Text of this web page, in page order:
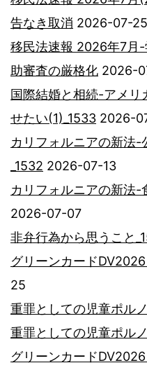
告なき取消 2026-07-25
移民法速報 2026年7月
助審査の厳格化 2026-
国際結婚と相続-アメリ
せたい(1)_1533 2026-
カリフォルニアの新法-
_1532 2026-07-13
カリフォルニアの新法-
2026-07-07
非弁行為から思うこと
グリーンカードDV2026
25
重罪としての児童ポル
重罪としての児童ポル
グリーンカードDV2026